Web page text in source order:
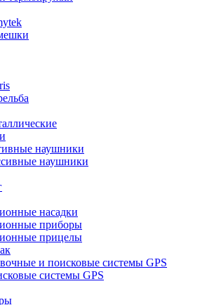
наушники
наушники
насадки
приборы
прицелы
и поисковые системы GPS
системы GPS